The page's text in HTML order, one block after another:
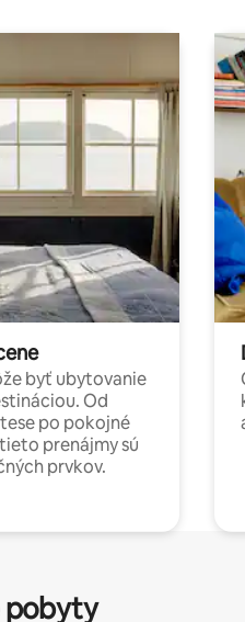
byť ubytovanie
Od
po pokojné
prenájmy sú
prvkov.
pobyty